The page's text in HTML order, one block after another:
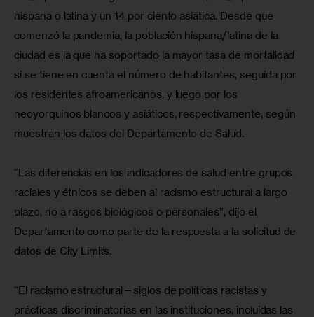
hispana o latina y un 14 por ciento asiática. Desde que
comenzó la pandemia, la población hispana/latina de la
ciudad es la que ha soportado la mayor tasa de mortalidad
si se tiene en cuenta el número de habitantes, seguida por
los residentes afroamericanos, y luego por los
neoyorquinos blancos y asiáticos, respectivamente, según
muestran los datos del Departamento de Salud.
“Las diferencias en los indicadores de salud entre grupos
raciales y étnicos se deben al racismo estructural a largo
plazo, no a rasgos biológicos o personales”, dijo el
Departamento como parte de la respuesta a la solicitud de
datos de City Limits.
“El racismo estructural—siglos de políticas racistas y
prácticas discriminatorias en las instituciones, incluidas las